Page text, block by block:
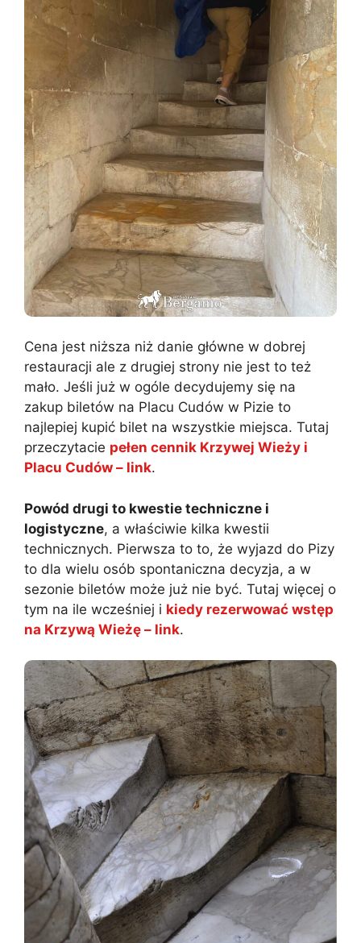
Cena jest niższa niż danie główne w dobrej
restauracji ale z drugiej strony nie jest to też
mało. Jeśli już w ogóle decydujemy się na
zakup biletów na Placu Cudów w Pizie to
najlepiej kupić bilet na wszystkie miejsca. Tutaj
przeczytacie pełen cennik Krzywej Wieży i
Placu Cudów – link.
Powód drugi to kwestie techniczne i
logistyczne, a właściwie kilka kwestii
technicznych. Pierwsza to to, że wyjazd do Pizy
to dla wielu osób spontaniczna decyzja, a w
sezonie biletów może już nie być. Tutaj więcej o
tym na ile wcześniej i kiedy rezerwować wstęp
na Krzywą Wieżę – link.